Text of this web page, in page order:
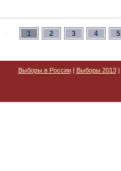
1 2 3 4 5
Выборы в России| Выборы 2013|